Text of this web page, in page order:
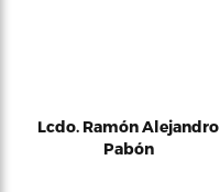
Lcdo. Ramón Alejandro
Pabón